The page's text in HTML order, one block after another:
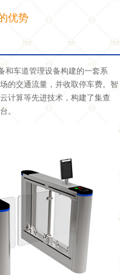
优势
和车道管理设备构建的一套系
的交通流量，并收取停车费。智
计算等先进技术，构建了集查
。